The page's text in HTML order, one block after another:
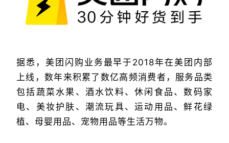
据悉，美团闪购业务最早于2018年在美团内部
上线，数年来积累了数亿高频消费者，服务品类
包括蔬菜水果、酒水饮料、休闲食品、数码家
电、美妆护肤、潮流玩具、运动用品、鲜花绿
植、母婴用品、宠物用品等生活万物。